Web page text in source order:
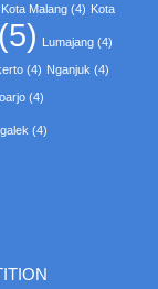
Kota Malang (4) Kota
(5) Lumajang (4)
(4) Nganjuk (4)
(4)
(4)